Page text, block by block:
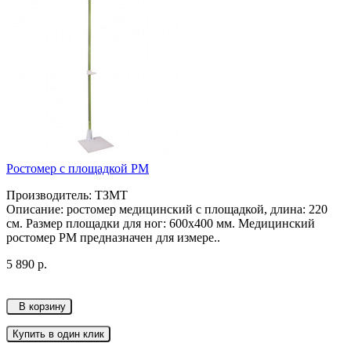
Ростомер с площадкой РМ
Производитель: ТЗМТ
Описание: ростомер медицинский с площадкой, длина: 220
см. Размер площадки для ног: 600х400 мм. Медицинский
ростомер РМ предназначен для измере..
5 890 р.
В корзину
Купить в один клик